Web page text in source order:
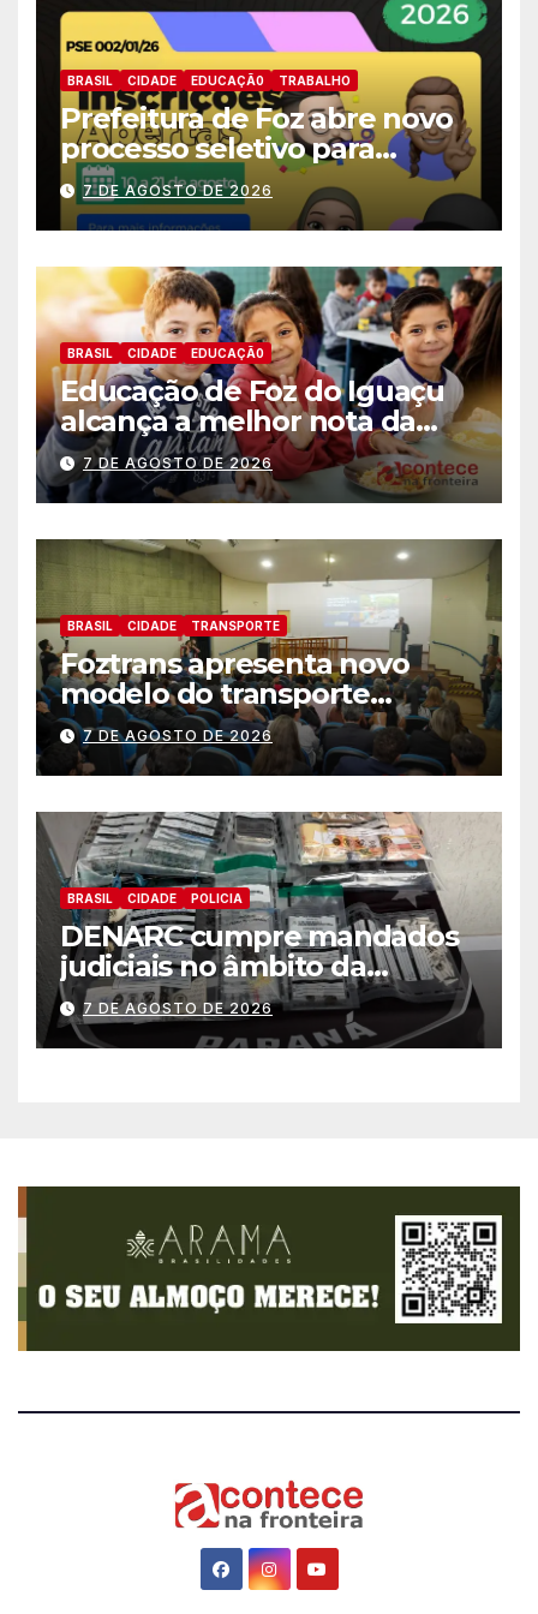
BRASIL CIDADE EDUCAÇÃ0 TRABALHO
Prefeitura de Foz abre novo
processo seletivo para
estagiários
7 DE AGOSTO DE 2026
BRASIL CIDADE EDUCAÇÃ0
Educação de Foz do Iguaçu
alcança a melhor nota da
história no IDEB
7 DE AGOSTO DE 2026
BRASIL CIDADE TRANSPORTE
Foztrans apresenta novo
modelo do transporte
coletivo em audiência
pública e avança para um
sistema mais moderno e
eficiente
7 DE AGOSTO DE 2026
BRASIL CIDADE POLICIA
DENARC cumpre mandados
judiciais no âmbito da
“Operação Quadrante do Pó”
em Foz do Iguaçu
7 DE AGOSTO DE 2026